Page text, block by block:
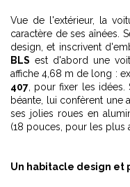
Vue de l'extérieur, la
caractère de ses aînées.
design, et inscrivent
BLS est d'abord une
affiche 4,68 m de long :
407 , pour fixer les
béante, lui confèrent une
ses jolies roues en
(18 pouces, pour les plus
Un habitacle design et